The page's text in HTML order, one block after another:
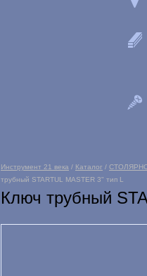
Инструмент 21 века / Каталог /
трубный STARTUL MASTER 3" тип L
Ключ трубный